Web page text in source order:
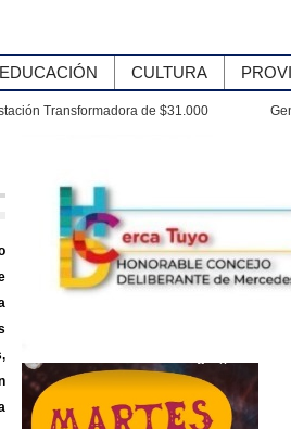
EDUCACIÓN CULTURA
la Escuela N.° 4